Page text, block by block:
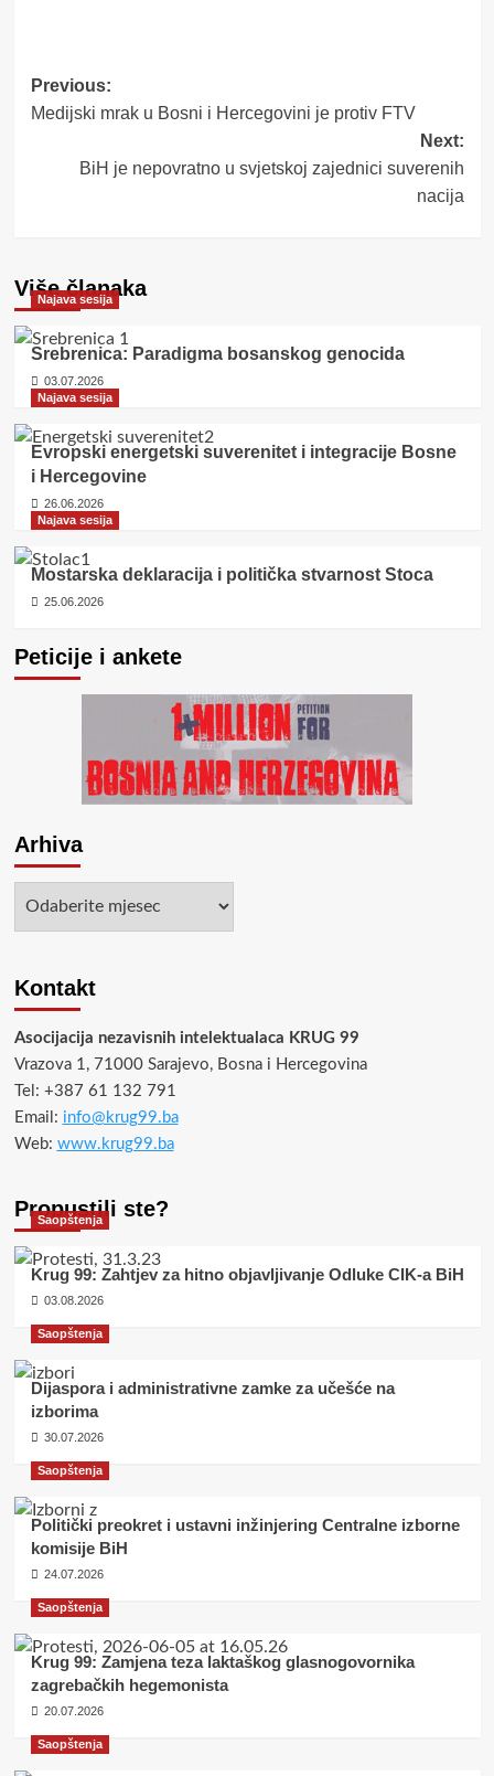
Post
navigation
Previous:
Medijski mrak u Bosni i Hercegovini je protiv FTV
Next:
BiH je nepovratno u svjetskoj zajednici suverenih
nacija
Više članaka
Najava sesija
Srebrenica: Paradigma bosanskog genocida
03.07.2026
Najava sesija
Evropski energetski suverenitet i integracije Bosne
i Hercegovine
26.06.2026
Najava sesija
Mostarska deklaracija i politička stvarnost Stoca
25.06.2026
Peticije i ankete
Arhiva
Kontakt
Asocijacija nezavisnih intelektualaca KRUG 99
Vrazova 1, 71000 Sarajevo, Bosna i Hercegovina
Tel: +387 61 132 791
Email: info@krug99.ba
Web: www.krug99.ba
Propustili ste?
Saopštenja
Krug 99: Zahtjev za hitno objavljivanje Odluke CIK-a BiH
03.08.2026
Saopštenja
Dijaspora i administrativne zamke za učešće na
izborima
30.07.2026
Saopštenja
Politički preokret i ustavni inžinjering Centralne izborne
komisije BiH
24.07.2026
Saopštenja
Krug 99: Zamjena teza laktaškog glasnogovornika
zagrebačkih hegemonista
20.07.2026
Saopštenja